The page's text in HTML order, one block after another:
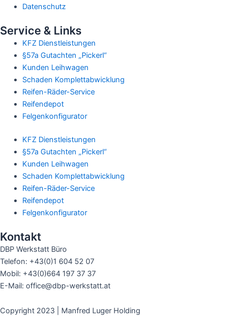
Datenschutz
Service & Links
KFZ Dienstleistungen
§57a Gutachten „Pickerl“
Kunden Leihwagen
Schaden Komplettabwicklung
Reifen-Räder-Service
Reifendepot
Felgenkonfigurator
KFZ Dienstleistungen
§57a Gutachten „Pickerl“
Kunden Leihwagen
Schaden Komplettabwicklung
Reifen-Räder-Service
Reifendepot
Felgenkonfigurator
Kontakt
DBP Werkstatt Büro
Telefon: +43(0)1 604 52 07
Mobil: +43(0)664 197 37 37
E-Mail: office@dbp-werkstatt.at
Copyright 2023 | Manfred Luger Holding